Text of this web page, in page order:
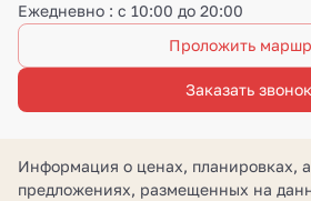
Ежедневно : с 10:00 до 20:00
Проложить
Заказать звонок
Информация о ценах, планировках,
предложениях, размещенных на